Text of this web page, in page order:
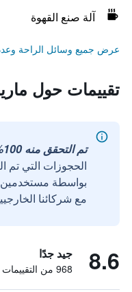
آلة صنع القهوة
عرض جميع وسائل الراحة وعددها
تقييمات حول
تم التحقق منه 100%
الحجوزات التي تم
مع شركائنا
8.6 جيد جدًا
968 من التقييمات تم التحقق منها